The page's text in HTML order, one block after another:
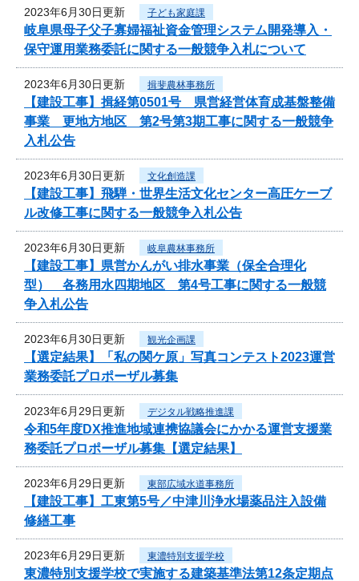
2023年6月30日更新 子ども家庭課
岐阜県母子父子寡婦福祉資金管理システム開発導入・
保守運用業務委託に関する一般競争入札について
2023年6月30日更新 揖斐農林事務所
【建設工事】揖経第0501号 県営経営体育成基盤整備
事業 更地方地区 第2号第3期工事に関する一般競争
入札公告
2023年6月30日更新 文化創造課
【建設工事】飛騨・世界生活文化センター高圧ケーブ
ル改修工事に関する一般競争入札公告
2023年6月30日更新 岐阜農林事務所
【建設工事】県営かんがい排水事業（保全合理化
型） 各務用水四期地区 第4号工事に関する一般競
争入札公告
2023年6月30日更新 観光企画課
【選定結果】「私の関ケ原」写真コンテスト2023運営
業務委託プロポーザル募集
2023年6月29日更新 デジタル戦略推進課
令和5年度DX推進地域連携協議会にかかる運営支援業
務委託プロポーザル募集【選定結果】
2023年6月29日更新 東部広域水道事務所
【建設工事】工東第5号／中津川浄水場薬品注入設備
修繕工事
2023年6月29日更新 東濃特別支援学校
東濃特別支援学校で実施する建築基準法第12条定期点